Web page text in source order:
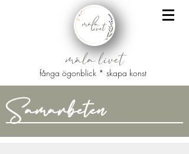
måla livet
fånga ögonblick * skapa konst
Samarbeten